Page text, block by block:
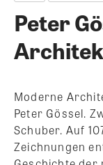
Peter
Moderne
Peter Gössel.
Schuber. Auf
Zeichnungen